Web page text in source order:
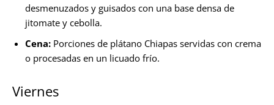
desmenuzados y guisados con una base densa de
jitomate y cebolla.
Cena: Porciones de plátano Chiapas servidas con crema
o procesadas en un licuado frío.
Viernes